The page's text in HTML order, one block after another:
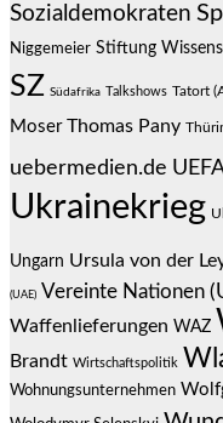
Sozialdemokraten
Niggemeier Stiftung
SZ Südafrika Talkshows Tatort
Moser Thomas Pany
uebermedien.de
Ukrainekrieg
Ungarn Ursula von der
(UAE) Vereinte Nationen
Waffenlieferungen WAZ
Brandt Wirtschaftspolitik
Wohnungsunternehmen